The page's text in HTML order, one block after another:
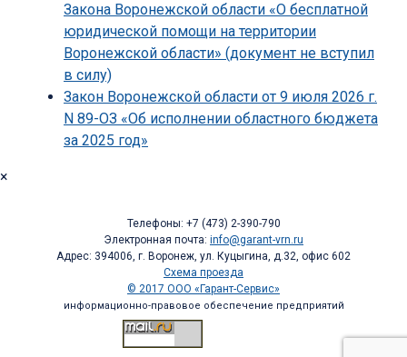
Закона Воронежской области «О бесплатной
юридической помощи на территории
Воронежской области» (документ не вступил
в силу)
Закон Воронежской области от 9 июля 2026 г.
N 89-ОЗ «Об исполнении областного бюджета
за 2025 год»
×
Телефоны: +7 (473) 2-390-790
Электронная почта: info@garant-vrn.ru
Адрес: 394006, г. Воронеж, ул. Куцыгина, д.32, офис 602
Схема проезда
© 2017 ООО «Гарант-Сервис»
информационно-правовое обеспечение предприятий